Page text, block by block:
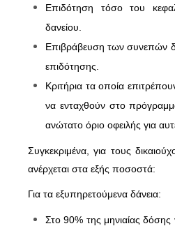
Επιδότηση τόσο του
δανείου.
Επιβράβευση των συνεπών
επιδότησης.
Κριτήρια τα οποία
να ενταχθούν στο
ανώτατο όριο οφειλής για
Συγκεκριμένα, για τους
ανέρχεται στα εξής ποσοστά:
Για τα εξυπηρετούμενα δάνεια:
Στο 90% της μηνιαίας δόσης